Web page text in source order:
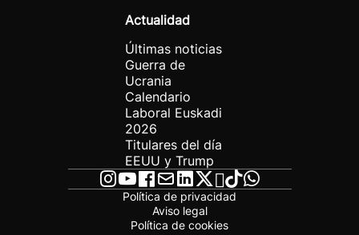
Actualidad
Últimas noticias
Guerra de
Ucrania
Calendario
Laboral Euskadi
2026
Titulares del día
EEUU y Trump
Política de privacidad
Aviso legal
Política de cookies